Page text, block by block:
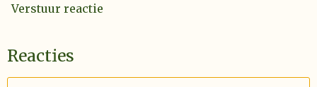
Verstuur reactie
Reacties